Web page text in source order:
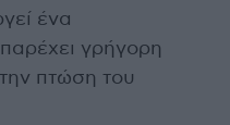
ένα
γρήγορη
πτώση του